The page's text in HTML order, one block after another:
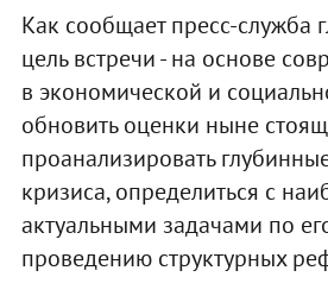
Как сообщает пресс-служба
цель встречи - на основе
в экономической и
обновить оценки ныне
проанализировать
кризиса, определиться с
актуальными задачами по
проведению структурных